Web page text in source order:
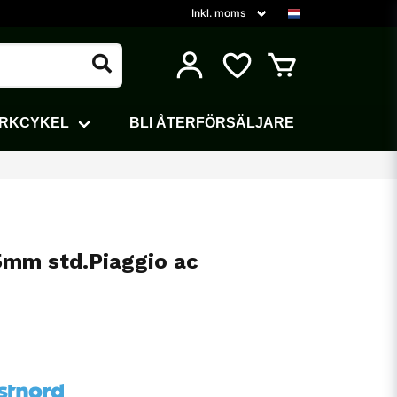
BLI ÅTERFÖRSÄLJARE
std.Piaggio ac